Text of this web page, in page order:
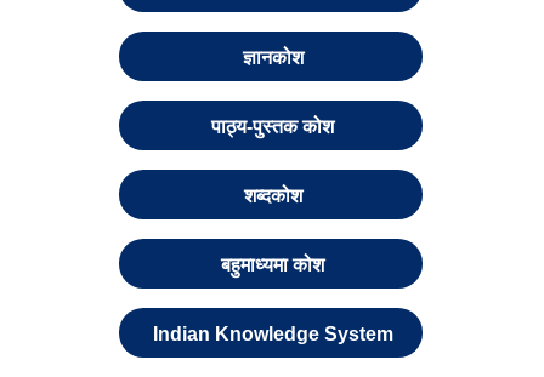
ज्ञानकोश
पाठ्य-पुस्तक कोश
शब्दकोश
बहुमाध्यमा कोश
Indian Knowledge System